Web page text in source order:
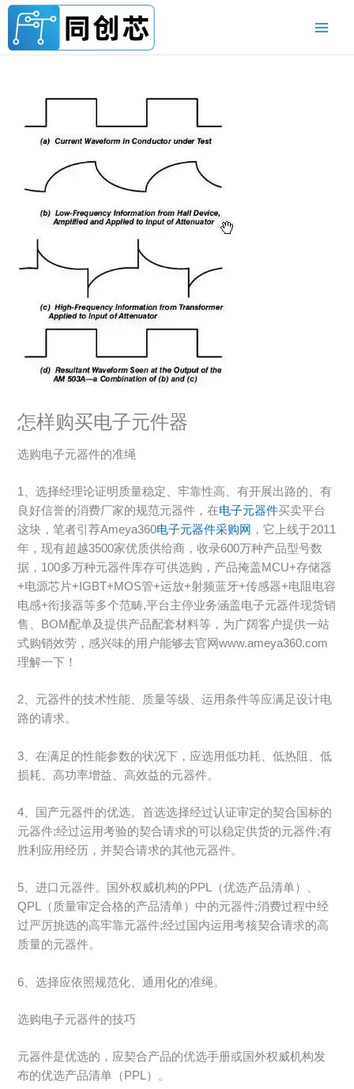
跳
内
怎样购买电子元件器
选购电子元器件的准绳
1、选择经理论证明质量稳定、牢靠性高、有开展出路的、有
良好信誉的消费厂家的规范元器件，在电子元器件买卖平台
这块，笔者引荐Ameya360电子元器件采购网
，它上线于2011
年，现有超越3500家优质供给商，收录600万种产品型号数
据，100多万种元器件库存可供选购，产品掩盖MCU+存储器
+电源芯片+IGBT+MOS管+运放+射频蓝牙+传感器+电阻电容
电感+衔接器等多个范畴,平台主停业务涵盖电子元器件现货销
售、BOM配单及提供产品配套材料等，为广阔客户提供一站
式购销效劳，感兴味的用户能够去官网www.ameya360.com
理解一下！
2、元器件的技术性能、质量等级、运用条件等应满足设计电
路的请求。
3、在满足的性能参数的状况下，应选用低功耗、低热阻、低
损耗、高功率增益、高效益的元器件。
4、国产元器件的优选。首选选择经过认证审定的契合国标的
元器件;经过运用考验的契合请求的可以稳定供货的元器件;有
胜利应用经历，并契合请求的其他元器件。
5、进口元器件。国外权威机构的PPL（优选产品清单）、
QPL（质量审定合格的产品清单）中的元器件;消费过程中经
过严厉挑选的高牢靠元器件;经过国内运用考核契合请求的高
质量的元器件。
6、选择应依照规范化、通用化的准绳。
选购电子元器件的技巧
元器件是优选的，应契合产品的优选手册或国外权威机构发
布的优选产品清单（PPL）。